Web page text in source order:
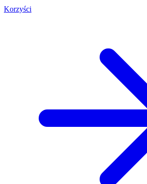
Korzyści